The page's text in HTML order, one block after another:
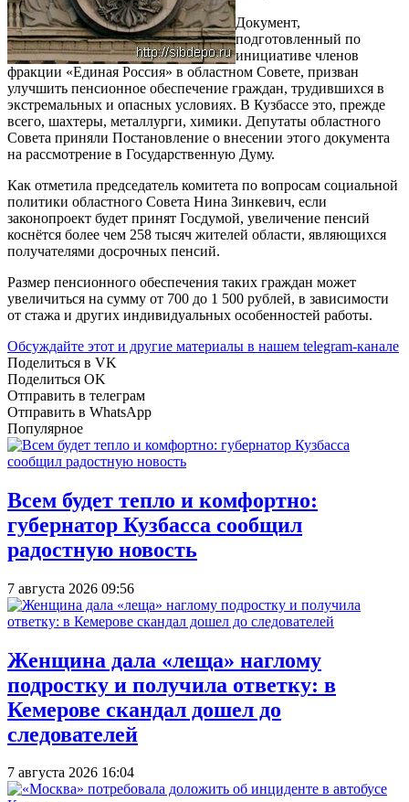
Документ,
подготовленный по
инициативе членов
фракции «Единая Россия» в областном Совете, призван
улучшить пенсионное обеспечение граждан, трудившихся в
экстремальных и опасных условиях. В Кузбассе это, прежде
всего, шахтеры, металлурги, химики. Депутаты областного
Совета приняли Постановление о внесении этого документа
на рассмотрение в Государственную Думу.
Как отметила председатель комитета по вопросам социальной
политики областного Совета Нина Зинкевич, если
законопроект будет принят Госдумой, увеличение пенсий
коснётся более чем 258 тысяч жителей области, являющихся
получателями досрочных пенсий.
Размер пенсионного обеспечения таких граждан может
увеличиться на сумму от 700 до 1 500 рублей, в зависимости
от стажа и других индивидуальных особенностей работы.
Обсуждайте этот и другие материалы в нашем telegram-канале
Поделиться в VK
Поделиться OK
Отправить в телеграм
Отправить в WhatsApp
Популярное
Всем будет тепло и комфортно:
губернатор Кузбасса сообщил
радостную новость
7 августа 2026 09:56
Женщина дала «леща» наглому
подростку и получила ответку: в
Кемерове скандал дошел до
следователей
7 августа 2026 16:04